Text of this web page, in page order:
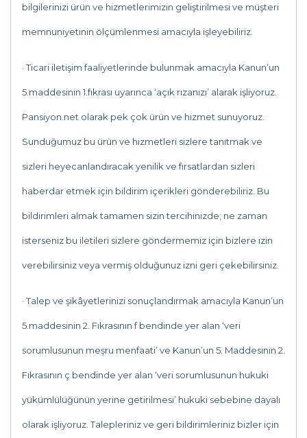
bilgilerinizi ürün ve hizmetlerimizin geliştirilmesi ve müşteri
memnuniyetinin ölçümlenmesi amacıyla işleyebiliriz.
· Ticari iletişim faaliyetlerinde bulunmak amacıyla Kanun’un
5.maddesinin 1.fıkrası uyarınca ‘açık rızanızı’ alarak işliyoruz.
Pansiyon.net olarak pek çok ürün ve hizmet sunuyoruz.
Sunduğumuz bu ürün ve hizmetleri sizlere tanıtmak ve
sizleri heyecanlandıracak yenilik ve fırsatlardan sizleri
haberdar etmek için bildirim içerikleri gönderebiliriz. Bu
bildirimleri almak tamamen sizin tercihinizde; ne zaman
isterseniz bu iletileri sizlere göndermemiz için bizlere izin
verebilirsiniz veya vermiş olduğunuz izni geri çekebilirsiniz.
· Talep ve şikâyetlerinizi sonuçlandırmak amacıyla Kanun’un
5.maddesinin 2. Fıkrasının f bendinde yer alan ‘veri
sorumlusunun meşru menfaati’ ve Kanun’un 5. Maddesinin 2.
Fıkrasının ç bendinde yer alan ‘veri sorumlusunun hukuki
yükümlülüğünün yerine getirilmesi’ hukuki sebebine dayalı
olarak işliyoruz. Talepleriniz ve geri bildirimleriniz bizler için